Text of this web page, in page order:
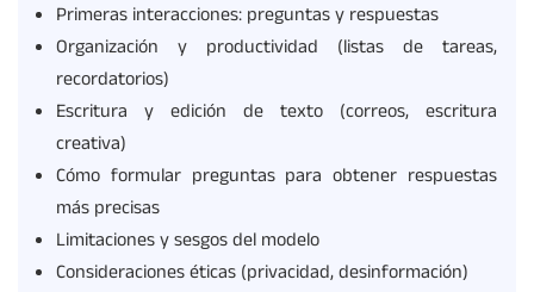
Primeras interacciones: preguntas y respuestas
Organización y productividad (listas de tareas,
recordatorios)
Escritura y edición de texto (correos, escritura
creativa)
Cómo formular preguntas para obtener respuestas
más precisas
Limitaciones y sesgos del modelo
Consideraciones éticas (privacidad, desinformación)